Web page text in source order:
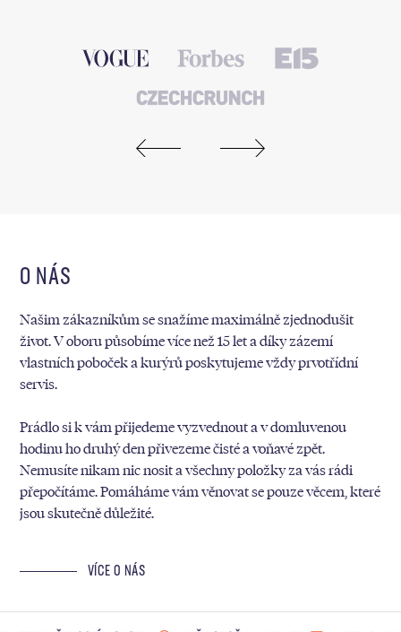
O NÁS
Našim zákazníkům se snažíme maximálně zjednodušit
život. V oboru působíme více než 15 let a díky zázemí
vlastních poboček a kurýrů poskytujeme vždy prvotřídní
servis.
Prádlo si k vám přijedeme vyzvednout a v domluvenou
hodinu ho druhý den přivezeme čisté a voňavé zpět.
Nemusíte nikam nic nosit a všechny položky za vás rádi
přepočítáme. Pomáháme vám věnovat se pouze věcem, které
jsou skutečně důležité.
VÍCE O NÁS